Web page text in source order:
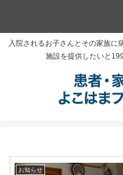
入院されるお子さんとその家族に
施設を提供したいと
お知らせ